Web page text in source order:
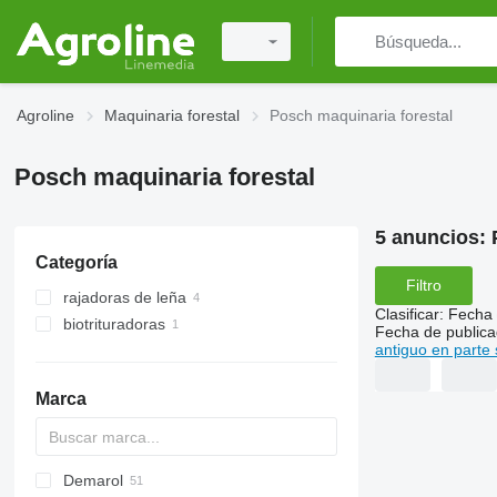
Agroline Maquinaria forestal Posch maquinaria forestal
Posch maquinaria forestal
Categoría
rajadoras de leña
biotrituradoras
Marca
MINI
CK
Demarol
5 anuncios:
Filtro
Clasificar: Fecha
Fecha de
antiguo en parte